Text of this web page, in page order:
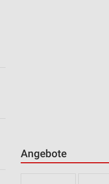
Angebote